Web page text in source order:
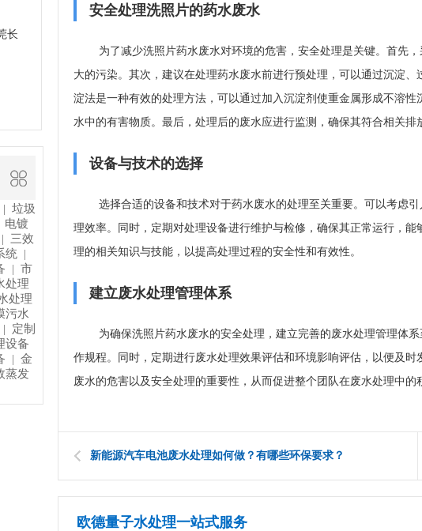
长
垃圾
电镀
三效
统
市
处理
处理
污水
定制
设备
金
蒸发
安全处理洗照片的药水废水
为了减少洗照片药水废水对环境的危害，安全处理是关键。首先
大的污染。其次，建议在处理药水废水前进行预处理，可以通过沉淀
淀法是一种有效的处理方法，可以通过加入沉淀剂使重金属形成不溶
水中的有害物质。最后，处理后的废水应进行监测，确保其符合相关排
设备与技术的选择
选择合适的设备和技术对于药水废水的处理至关重要。可以考虑
理效率。同时，定期对处理设备进行维护与检修，确保其正常运行，
理的相关知识与技能，以提高处理过程的安全性和有效性。
建立废水处理管理体系
为确保洗照片药水废水的安全处理，建立完善的废水处理管理体
作规程。同时，定期进行废水处理效果评估和环境影响评估，以便及
废水的危害以及安全处理的重要性，从而促进整个团队在废水处理中的
新能源汽车电池废水处理如何做？有哪些环保要求？
欧德量子水处理一站式服务